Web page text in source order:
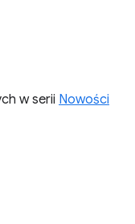
w serii Nowości